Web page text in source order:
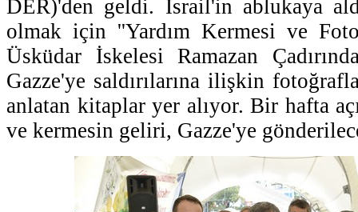
DER)'den geldi. İsrail'in ablukaya
olmak için ''Yardım Kermesi ve
Üsküdar İskelesi Ramazan
Gazze'ye saldırılarına ilişkin
anlatan kitaplar yer alıyor. Bir hafta
ve kermesin geliri, Gazze'ye